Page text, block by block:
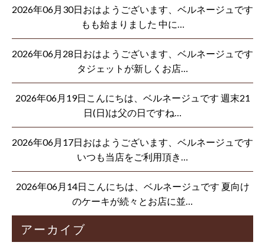
2026年06月30日おはようございます、ベルネージュです
もも始まりました 中に…
2026年06月28日おはようございます、ベルネージュです
タジェットが新しくお店…
2026年06月19日こんにちは、ベルネージュです 週末21
日(日)は父の日ですね…
2026年06月17日おはようございます、ベルネージュです
いつも当店をご利用頂き…
2026年06月14日こんにちは、ベルネージュです 夏向け
のケーキが続々とお店に並…
アーカイブ